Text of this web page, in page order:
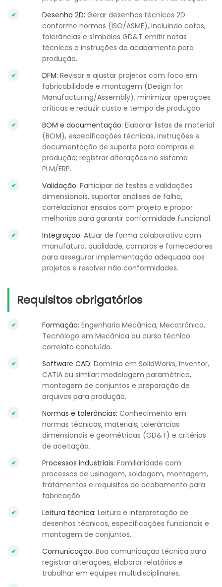
Desenho 2D: Gerar desenhos técnicos 2D
conforme normas (ISO/ASME), incluindo cotas,
tolerâncias e símbolos GD&T emitir notas
técnicas e instruções de acabamento para
produção.
DFM: Revisar e ajustar projetos com foco em
fabricabilidade e montagem (Design for
Manufacturing/Assembly), minimizar operações
críticas e reduzir custo e tempo de produção.
BOM e documentação: Elaborar listas de material
(BOM), especificações técnicas, instruções e
documentação de suporte para compras e
produção; registrar alterações no sistema
PLM/ERP.
Validação: Participar de testes e validações
dimensionais, suportar análises de falha,
correlacionar ensaios com projeto e propor
melhorias para garantir conformidade funcional.
Integração: Atuar de forma colaborativa com
manufatura, qualidade, compras e fornecedores
para assegurar implementação adequada dos
projetos e resolver não conformidades.
Requisitos obrigatórios
Formação: Engenharia Mecânica, Mecatrônica,
Tecnólogo em Mecânica ou curso técnico
correlato concluído.
Software CAD: Domínio em SolidWorks, Inventor,
CATIA ou similar: modelagem paramétrica,
montagem de conjuntos e preparação de
arquivos para produção.
Normas e tolerâncias: Conhecimento em
normas técnicas, materiais, tolerâncias
dimensionais e geométricas (GD&T) e critérios
de aceitação.
Processos industriais: Familiaridade com
processos de usinagem, soldagem, montagem,
tratamentos e requisitos de acabamento para
fabricação.
Leitura técnica: Leitura e interpretação de
desenhos técnicos, especificações funcionais e
montagem de conjuntos.
Comunicação: Boa comunicação técnica para
registrar alterações, elaborar relatórios e
trabalhar em equipes multidisciplinares.